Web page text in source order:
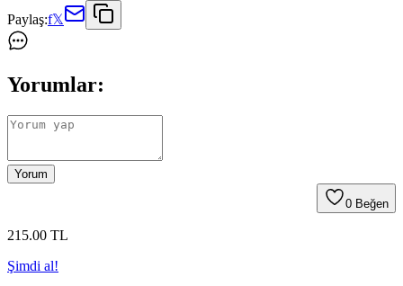
Paylaş:f𝕏
Yorumlar:
Yorum
0 Beğen
215.00 TL
Şimdi al!